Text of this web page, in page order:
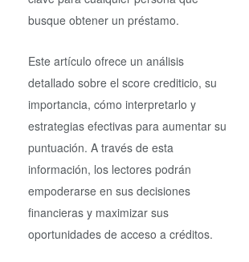
busque obtener un préstamo.
Este artículo ofrece un análisis
detallado sobre el score crediticio, su
importancia, cómo interpretarlo y
estrategias efectivas para aumentar su
puntuación. A través de esta
información, los lectores podrán
empoderarse en sus decisiones
financieras y maximizar sus
oportunidades de acceso a créditos.